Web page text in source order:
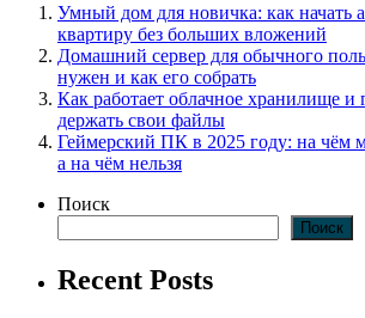
Умный дом для новичка: как начать
квартиру без больших вложений
Домашний сервер для обычного
нужен и как его собрать
Как работает облачное хранилище и
держать свои файлы
Геймерский ПК в 2025 году: на чём
а на чём нельзя
Поиск
Поиск
Recent Posts